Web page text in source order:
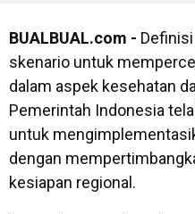
BUALBUAL.com -
skenario untuk
dalam aspek kesehatan
Pemerintah Indonesia
untuk
dengan
kesiapan regional.